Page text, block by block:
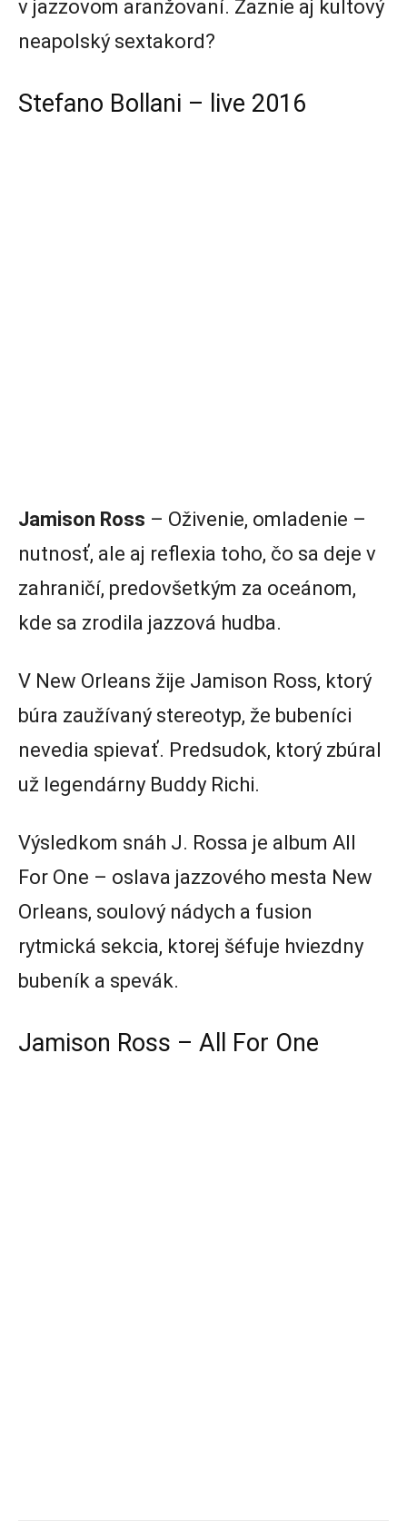
v jazzovom aranžovaní. Zaznie aj kultový
neapolský sextakord?
Stefano Bollani – live 2016
Jamison Ross – Oživenie, omladenie –
nutnosť, ale aj reflexia toho, čo sa deje v
zahraničí, predovšetkým za oceánom,
kde sa zrodila jazzová hudba.
V New Orleans žije Jamison Ross, ktorý
búra zaužívaný stereotyp, že bubeníci
nevedia spievať. Predsudok, ktorý zbúral
už legendárny Buddy Richi.
Výsledkom snáh J. Rossa je album All
For One – oslava jazzového mesta New
Orleans, soulový nádych a fusion
rytmická sekcia, ktorej šéfuje hviezdny
bubeník a spevák.
Jamison Ross – All For One